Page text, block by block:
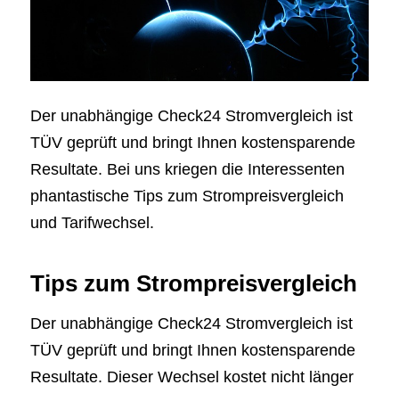
Der unabhängige Check24 Stromvergleich ist
TÜV geprüft und bringt Ihnen kostensparende
Resultate. Bei uns kriegen die Interessenten
phantastische Tips zum Strompreisvergleich
und Tarifwechsel.
Tips zum Strompreisvergleich
Der unabhängige Check24 Stromvergleich ist
TÜV geprüft und bringt Ihnen kostensparende
Resultate. Dieser Wechsel kostet nicht länger